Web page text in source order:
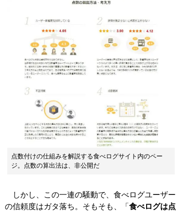
点数付けの仕組みを解説する食べログサイト内のペー
ジ。点数の算出法は、非公開だ
しかし、この一連の騒動で、食べログユーザー
の信頼度はガタ落ち。そもそも、「 食べログは点